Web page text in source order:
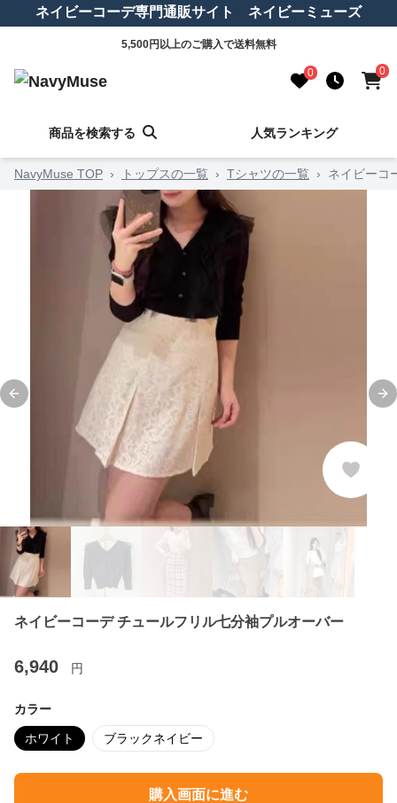
ネイビーコーデ専門通販サイト ネイビーミューズ
5,500円以上のご購入で送料無料
0 0
商品を検索する 人気ランキング
NavyMuse TOP › トップスの一覧 › Tシャツの一覧 › ネイビーコ
Previous slide
ネイビーコーデ チュールフリル七分袖プルオーバー
6,940 円
カラー
ホワイト ブラックネイビー
購入画面に進む